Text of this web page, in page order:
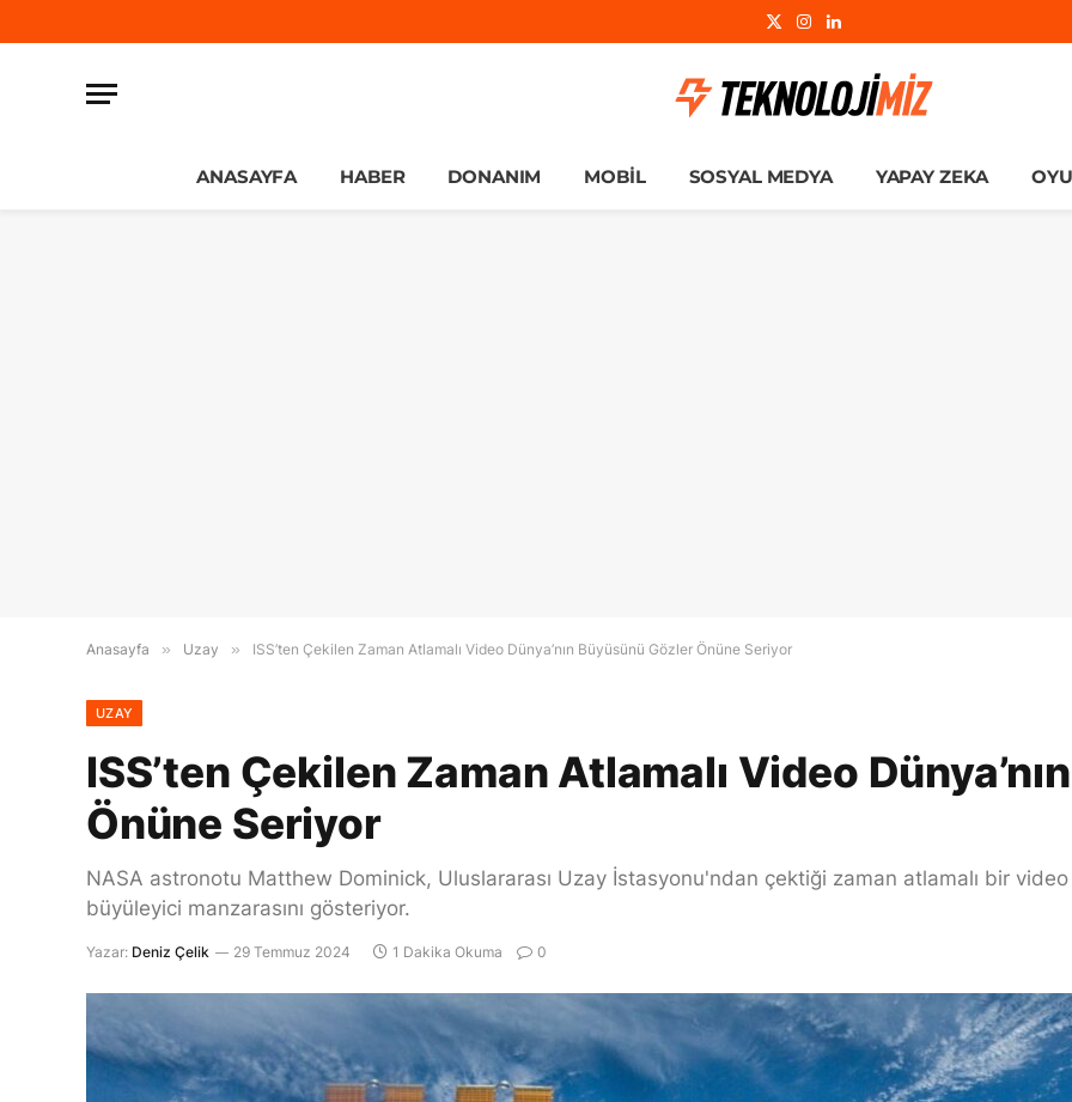
X
Instagram
LinkedIn
ANASAYFA HABER DONANIM MOBIL SOSYAL MEDYA YAPAY ZEKA
Anasayfa » Uzay » ISS’ten Çekilen Zaman Atlamalı Video Dünya’nın Büyüsünü Gözler Önüne Seriyor
UZAY
ISS’ten Çekilen Zaman Atlamalı Video
Önüne Seriyor
NASA astronotu Matthew Dominick, Uluslararası Uzay İstasyonu'ndan çektiği zaman atlamalı bir
büyüleyici manzarasını gösteriyor.
Yazar: Deniz Çelik 29 Temmuz 2024 1 Dakika Okuma 0